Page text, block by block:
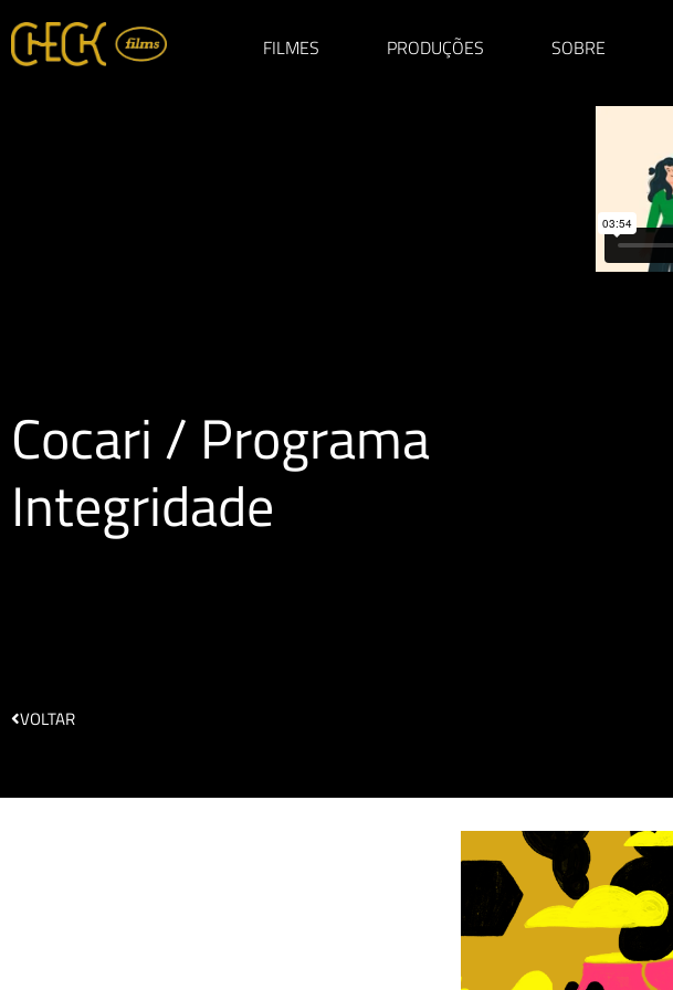
FILMES PRODUÇÕES SOBRE
Cocari / Programa
Integridade
VOLTAR